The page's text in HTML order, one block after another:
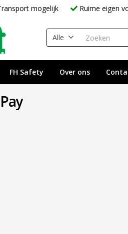
mogelijk Ruime eigen
Alle
FH Safety Over ons